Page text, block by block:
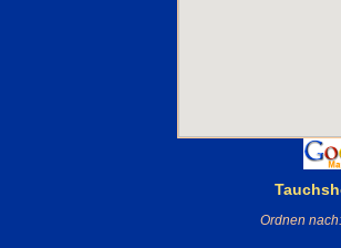
Ordnen nach: